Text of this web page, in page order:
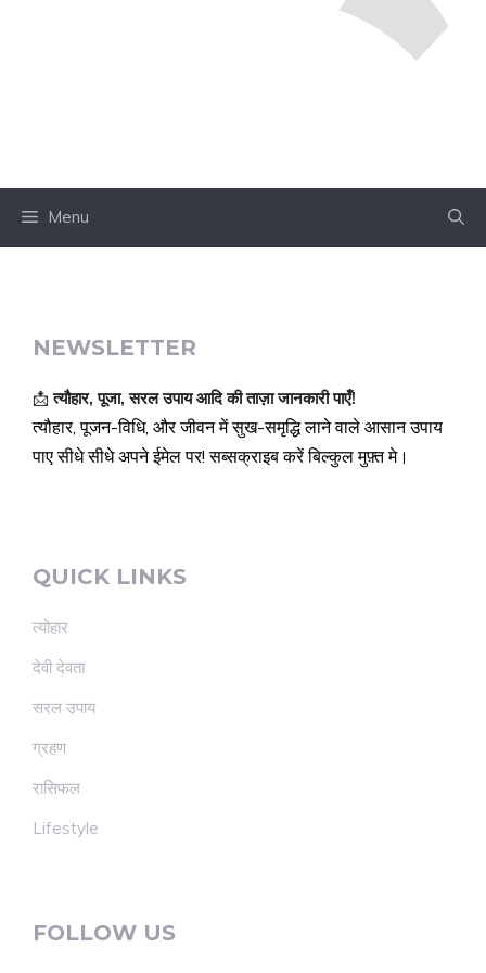
Menu
NEWSLETTER
📩त्यौहार, पूजा, सरल उपाय आदि की ताज़ा जानकारी पाएँ!
त्यौहार, पूजन-विधि, और जीवन में सुख-समृद्धि लाने वाले आसान उपाय
पाए सीधे सीधे अपने ईमेल पर! सब्सक्राइब करें बिल्कुल मुफ़्त मे।
QUICK LINKS
त्योहार
देवी देवता
सरल उपाय
ग्रहण
रासिफल
Lifestyle
FOLLOW US